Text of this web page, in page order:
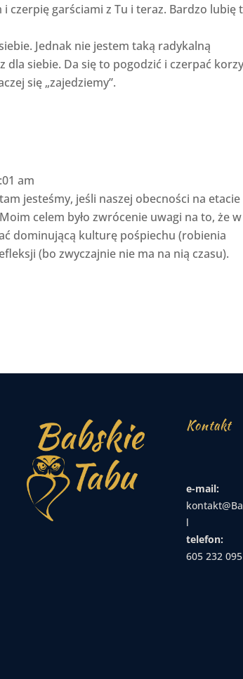
czerpię garściami z Tu i teraz. Bardzo lubię
Jednak nie jestem taką radykalną
siebie. Da się to pogodzić i czerpać
się „zajedziemy”.
am
jesteśmy, jeśli naszej obecności na etacie
celem było zwrócenie uwagi na to, że w
dominującą kulturę pośpiechu (robienia
(bo zwyczajnie nie ma na nią czasu).
Kontakt
e-mail:
l
telefon:
605 232 095